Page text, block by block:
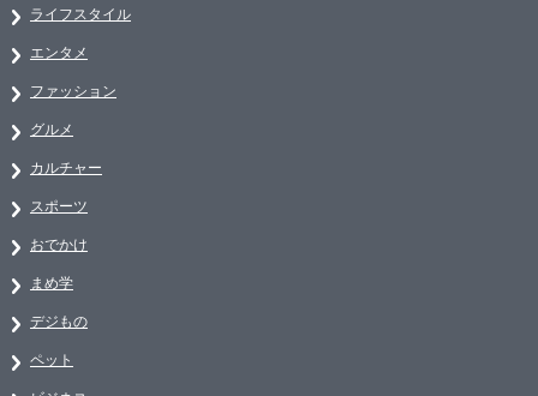
ライフスタイル
エンタメ
ファッション
グルメ
カルチャー
スポーツ
おでかけ
まめ学
デジもの
ペット